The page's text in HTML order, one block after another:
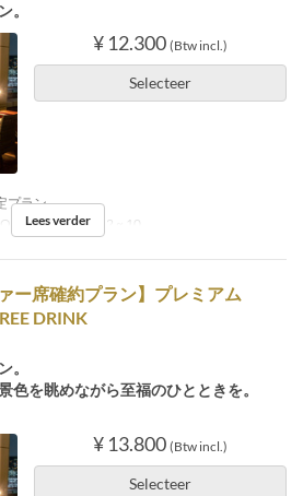
。
¥ 12.300 (Btw incl.)
Selecteer
プラン
Bestellimiet 2 ~ 10
Lees verder
ー席確約プラン】プレミアム
DRINK
。
色を眺めながら至福のひとときを。
¥ 13.800 (Btw incl.)
Selecteer